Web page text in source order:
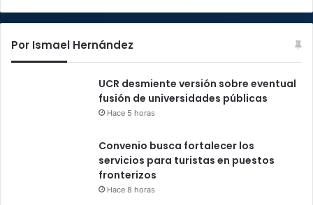
Por Ismael Hernández
UCR desmiente versión sobre eventual
fusión de universidades públicas
Hace 5 horas
Convenio busca fortalecer los
servicios para turistas en puestos
fronterizos
Hace 8 horas